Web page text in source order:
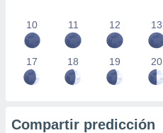
10 11 12 13
17 18 19 20
Compartir predicción